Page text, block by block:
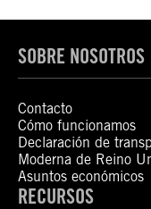
SOBRE NOSOTROS
Contacto
Cómo funcionamos
Declaración de
Moderna de Reino
Asuntos económicos
RECURSOS